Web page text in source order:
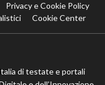
Privacy e Cookie Policy
Cookie Center
di testate e portali